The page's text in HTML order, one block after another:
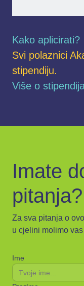
Kako aplicirati?
Svi polaznici
stipendiju.
Više o
Imate
pitanja?
Za sva pitanja o
u cjelini molimo
Ime